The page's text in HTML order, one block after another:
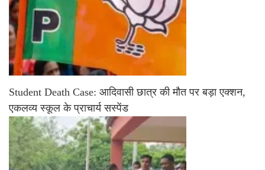
Student Death Case: आदिवासी छात्र की मौत पर बड़ा एक्शन,
एकलव्य स्कूल के प्राचार्य सस्पेंड